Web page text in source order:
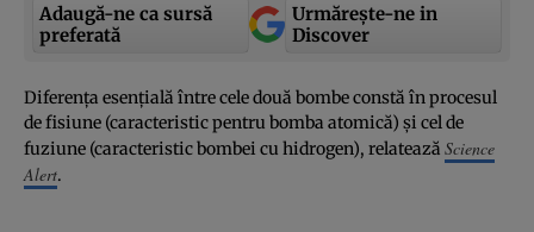
Adaugă-ne ca sursă
preferată
Urmărește-ne in
Discover
Diferenţa esenţială între cele două bombe constă în procesul
de fisiune (caracteristic pentru bomba atomică) şi cel de
fuziune (caracteristic bombei cu hidrogen), relatează Science
Alert.